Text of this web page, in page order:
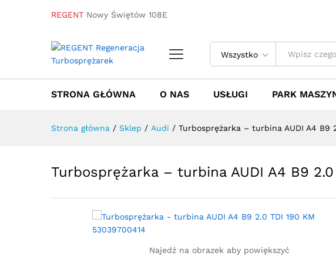
REGENT Nowy Świętów 108E
Wszystko
STRONA GŁÓWNA O NAS USŁUGI PARK
Strona główna / Sklep / Audi / Turbosprężarka – turbina AUDI A4 B9
Turbosprężarka – turbina AUDI A4 B9
Najedź na obrazek aby powiększyć
Turbosprężarka - turbina AUDI A4 B9 2.0
Towar / Usługa Specyfikacja Opinie (0)